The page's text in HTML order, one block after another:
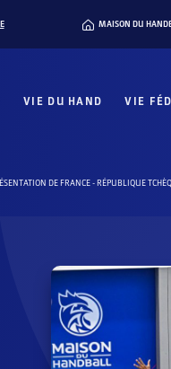
MAISON DU
VIE DU HAND VIE
DE FRANCE - RÉPUBLIQUE